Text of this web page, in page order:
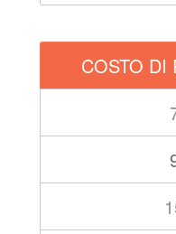
COSTO DI